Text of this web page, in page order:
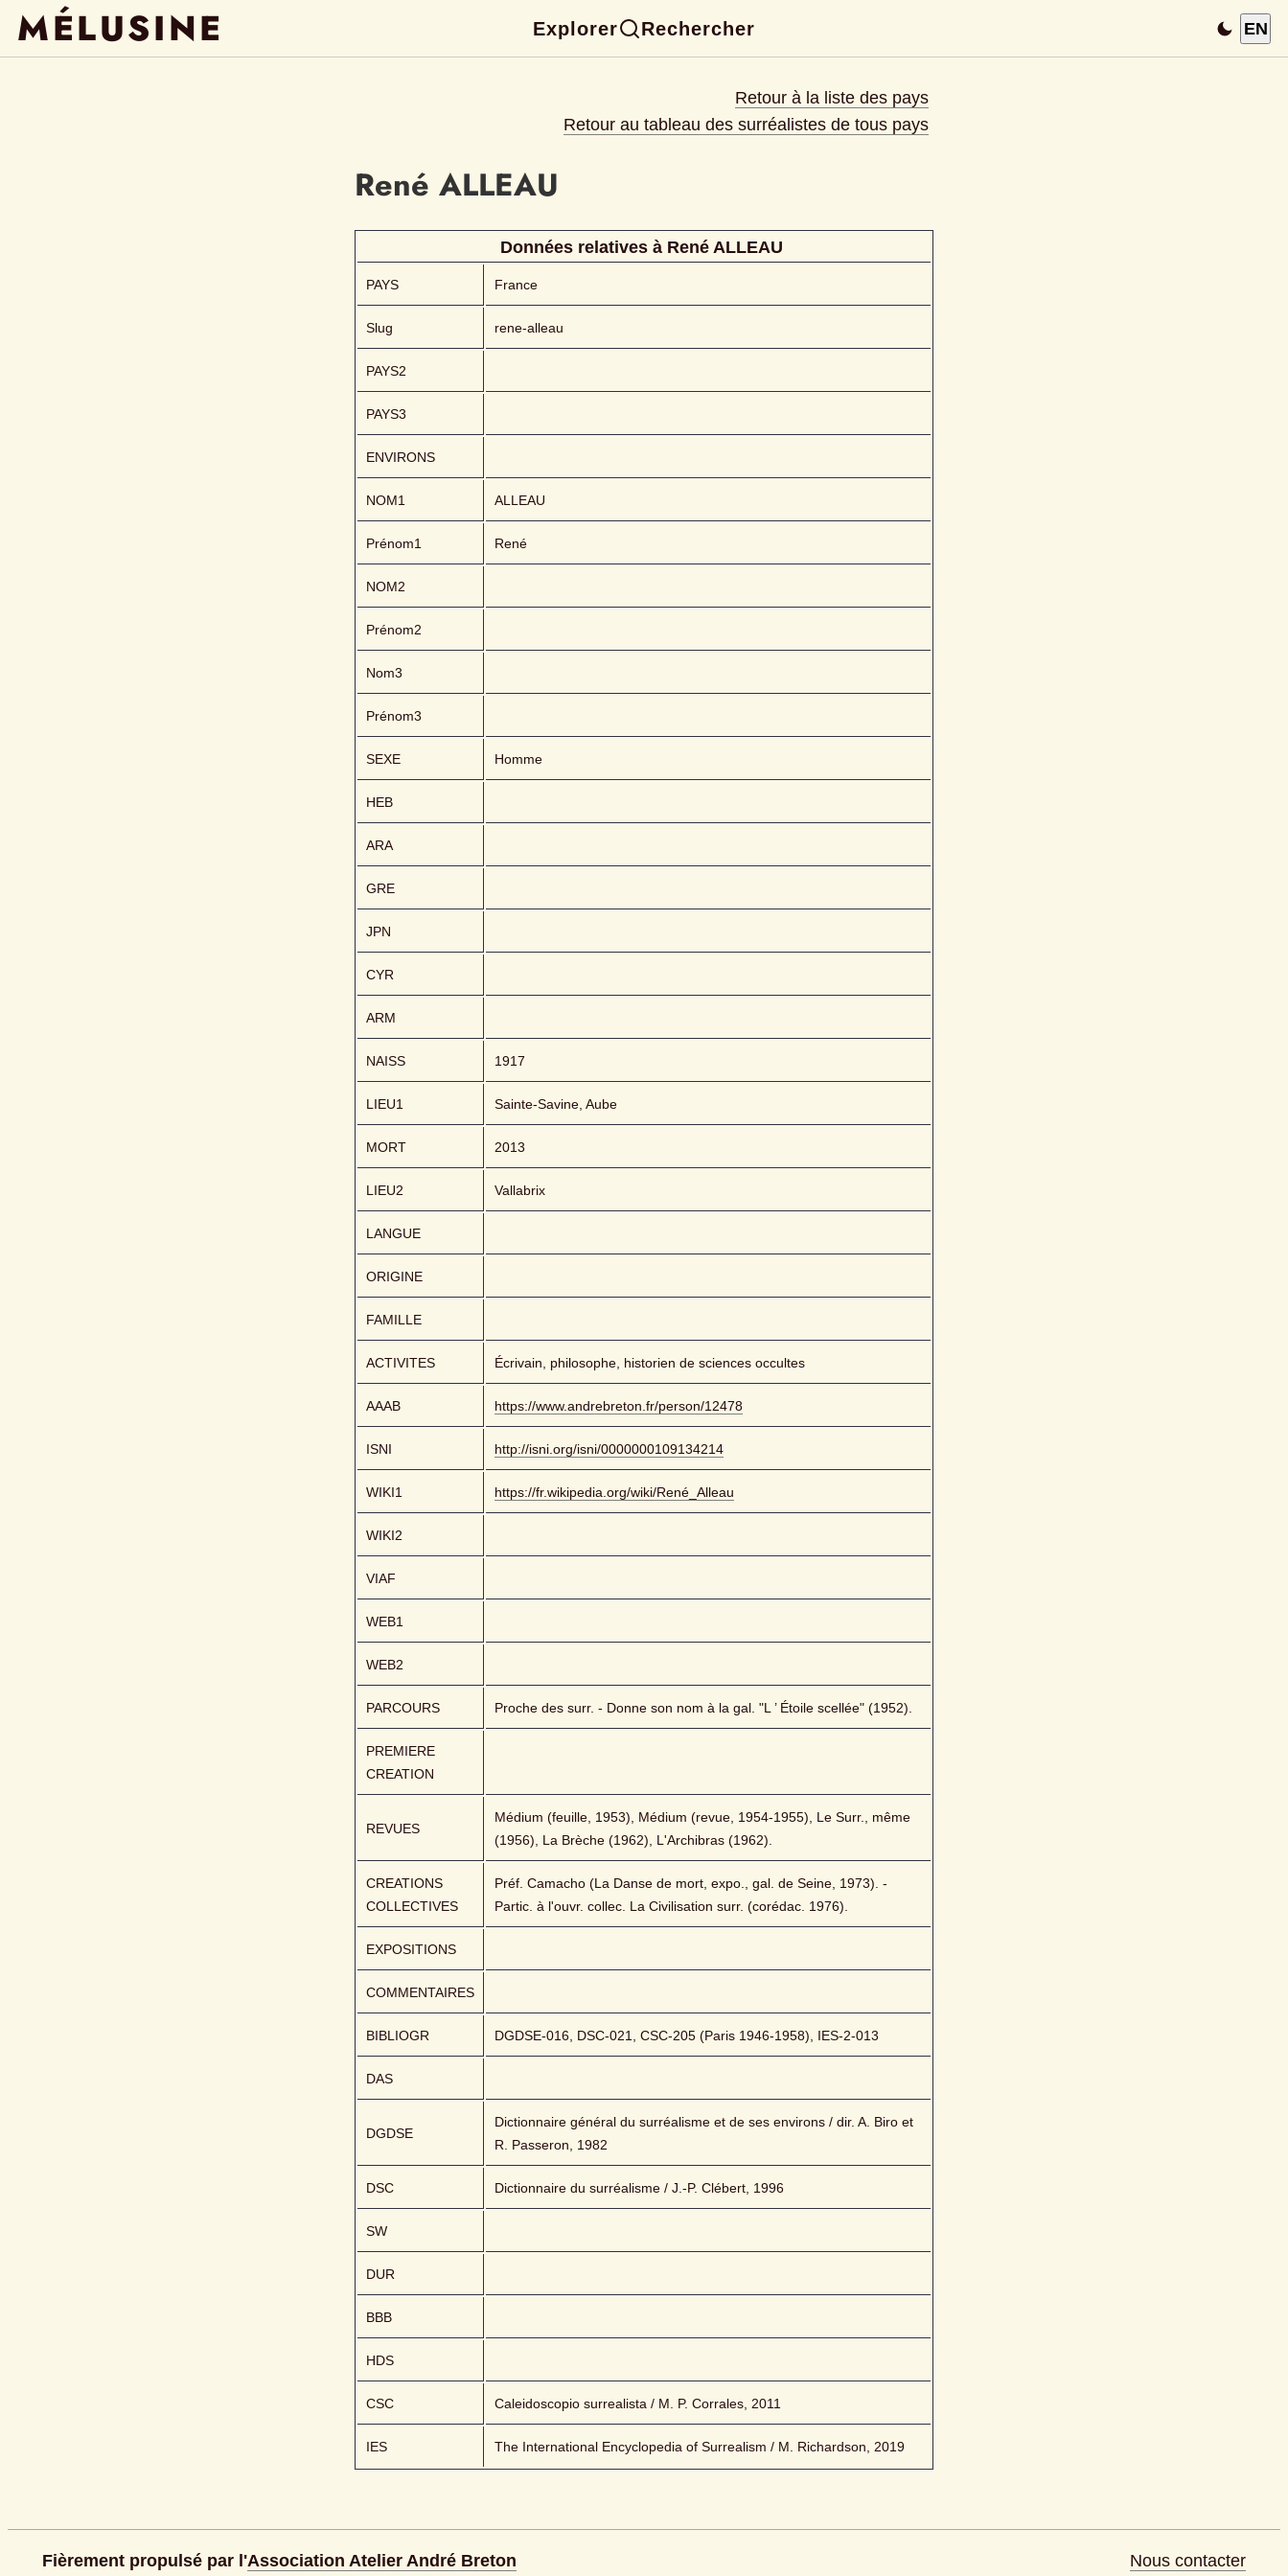
MÉLUSINE Explorer Rechercher EN
Retour à la liste des pays
Retour au tableau des surréalistes de tous pays
René ALLEAU
Données relatives à René ALLEAU
PAYS France
Slug rene-alleau
PAYS2
PAYS3
ENVIRONS
NOM1 ALLEAU
Prénom1 René
NOM2
Prénom2
Nom3
Prénom3
SEXE Homme
HEB
ARA
GRE
JPN
CYR
ARM
NAISS 1917
LIEU1 Sainte-Savine, Aube
MORT 2013
LIEU2 Vallabrix
LANGUE
ORIGINE
FAMILLE
ACTIVITES Écrivain, philosophe, historien de sciences occultes
AAAB https://www.andrebreton.fr/person/12478
ISNI http://isni.org/isni/0000000109134214
WIKI1 https://fr.wikipedia.org/wiki/René_Alleau
WIKI2
VIAF
WEB1
WEB2
PARCOURS Proche des surr. - Donne son nom à la gal. "L ’ Étoile scellée" (1952).
PREMIERE
CREATION
REVUES
Médium (feuille, 1953), Médium (revue, 1954-1955), Le Surr., même
(1956), La Brèche (1962), L'Archibras (1962).
CREATIONS
COLLECTIVES
Préf. Camacho (La Danse de mort, expo., gal. de Seine, 1973). -
Partic. à l'ouvr. collec. La Civilisation surr. (corédac. 1976).
EXPOSITIONS
COMMENTAIRES
BIBLIOGR DGDSE-016, DSC-021, CSC-205 (Paris 1946-1958), IES-2-013
DAS
DGDSE
Dictionnaire général du surréalisme et de ses environs / dir. A. Biro et
R. Passeron, 1982
DSC Dictionnaire du surréalisme / J.-P. Clébert, 1996
SW
DUR
BBB
HDS
CSC Caleidoscopio surrealista / M. P. Corrales, 2011
IES The International Encyclopedia of Surrealism / M. Richardson, 2019
Fièrement propulsé par l'Association Atelier André Breton Nous contacter